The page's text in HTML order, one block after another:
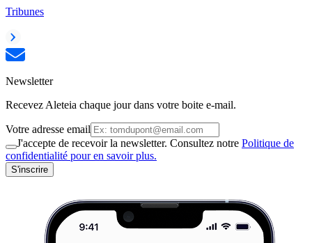
Tribunes
Newsletter
Recevez Aleteia chaque jour dans votre boite e-mail.
Votre adresse email
J'accepte de recevoir la newsletter. Consultez notre Politique de
confidentialité pour en savoir plus.
S'inscrire